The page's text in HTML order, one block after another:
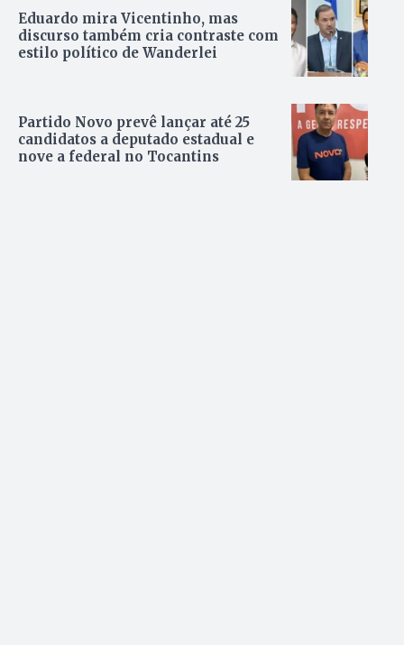
Eduardo mira Vicentinho, mas
discurso também cria contraste com
estilo político de Wanderlei
Partido Novo prevê lançar até 25
candidatos a deputado estadual e
nove a federal no Tocantins